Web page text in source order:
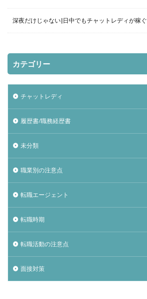
深夜だけじゃない|日中でもチャットレディが稼
カテゴリー
チャットレディ
履歴書/職務経歴書
未分類
職業別の注意点
転職エージェント
転職時期
転職活動の注意点
面接対策